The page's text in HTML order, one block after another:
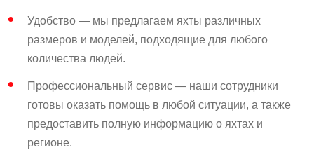
Удобство — мы предлагаем яхты различных
размеров и моделей, подходящие для любого
количества людей.
Профессиональный сервис — наши сотрудники
готовы оказать помощь в любой ситуации, а также
предоставить полную информацию о яхтах и
регионе.